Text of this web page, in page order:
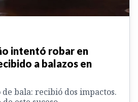
intentó robar en
a balazos en
bala: recibió dos impactos.